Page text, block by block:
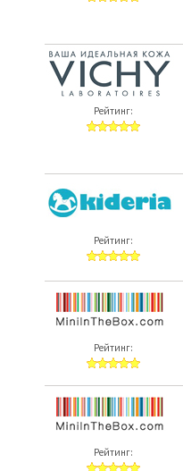
Рейтинг:
Рейтинг:
Рейтинг:
Рейтинг: